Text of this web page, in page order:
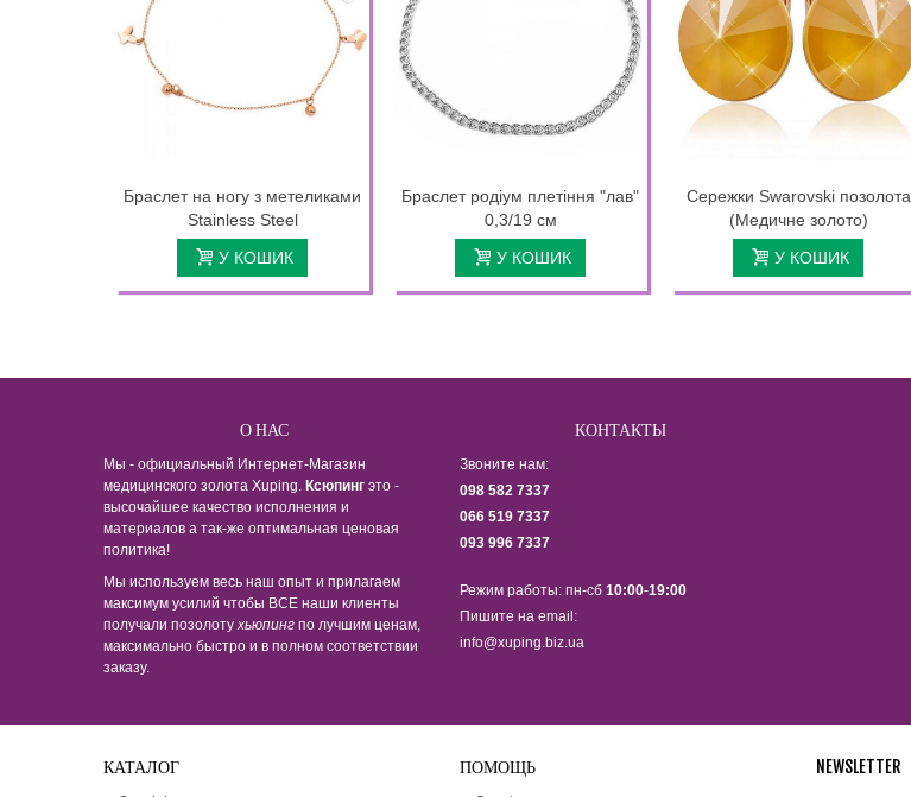
Браслет на ногу з метеликами
Stainless Steel
У КОШИК
Браслет родіум плетіння "лав"
0,3/19 см
У КОШИК
Сережки Swarovski позолота
(Медичне золото)
У КОШИК
О НАС
Мы - официальный Интернет-Магазин
медицинского золота Xuping. Ксюпинг это -
высочайшее качество исполнения и
материалов а так-же оптимальная ценовая
политика!
Мы используем весь наш опыт и прилагаем
максимум усилий чтобы ВСЕ наши клиенты
получали позолотухьюпинг по лучшим ценам,
максимально быстро и в полном соответствии
заказу.
КОНТАКТЫ
Звоните нам:
098 582 7337
066 519 7337
093 996 7337
Режим работы: пн-сб 10:00-19:00
Пишите на email:
info@xuping.biz.ua
КАТАЛОГ ПОМОЩЬ NEWSLETTER